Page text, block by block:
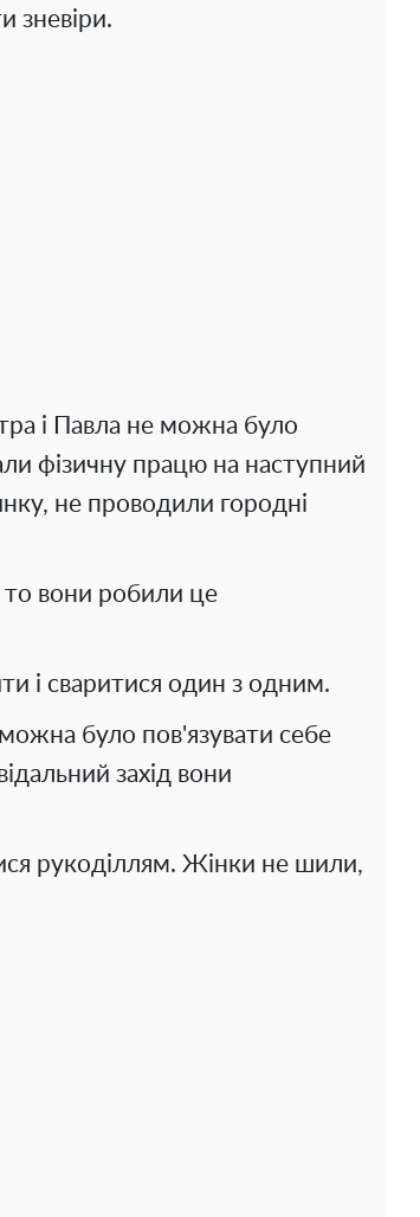
зневіри.
і Павла не можна було
фізичну працю на наступний
не проводили городні
вони робили це
і сваритися один з одним.
було пов'язувати себе
захід вони
рукоділлям. Жінки не шили,